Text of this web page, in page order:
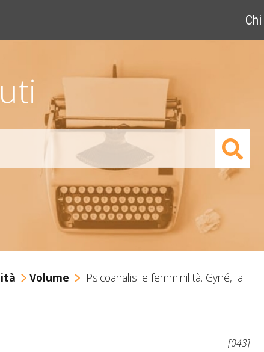
Volume
Psicoanalisi e femminilità. Gyné, la
[043]